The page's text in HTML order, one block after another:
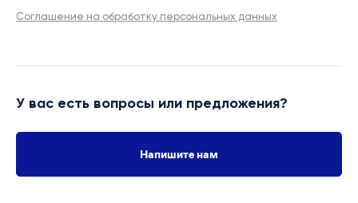
Соглашение на обработку персональных данных
У вас есть вопросы или предложения?
Напишите нам